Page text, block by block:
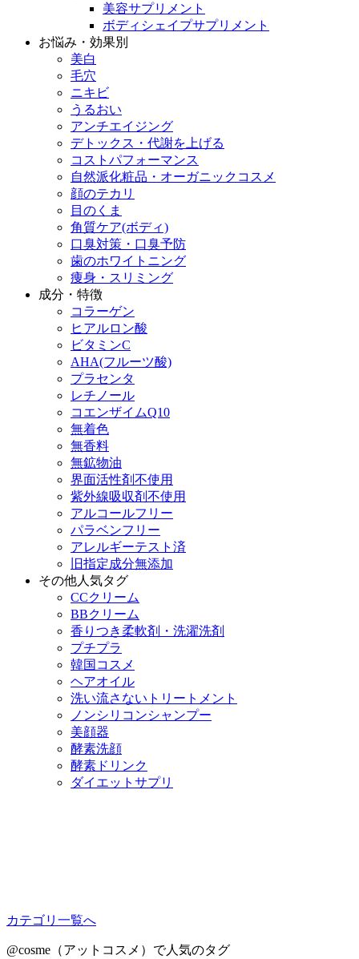
美容サプリメント
ボディシェイプサプリメント
お悩み・効果別
美白
毛穴
ニキビ
うるおい
アンチエイジング
デトックス・代謝を上げる
コストパフォーマンス
自然派化粧品・オーガニックコスメ
顔のテカリ
目のくま
角質ケア(ボディ)
口臭対策・口臭予防
歯のホワイトニング
痩身・スリミング
成分・特徴
コラーゲン
ヒアルロン酸
ビタミンC
AHA(フルーツ酸)
プラセンタ
レチノール
コエンザイムQ10
無着色
無香料
無鉱物油
界面活性剤不使用
紫外線吸収剤不使用
アルコールフリー
パラベンフリー
アレルギーテスト済
旧指定成分無添加
その他人気タグ
CCクリーム
BBクリーム
香りつき柔軟剤・洗濯洗剤
プチプラ
韓国コスメ
ヘアオイル
洗い流さないトリートメント
ノンシリコンシャンプー
美顔器
酵素洗顔
酵素ドリンク
ダイエットサプリ
カテゴリ一覧へ
@cosme（アットコスメ）で人気のタグ